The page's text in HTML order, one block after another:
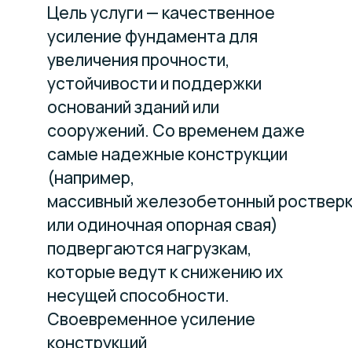
Цель услуги — качественное
усиление фундамента для
увеличения прочности,
устойчивости и поддержки
оснований зданий или
сооружений. Со временем даже
самые надежные конструкции
(например,
массивный железобетонный ростверк
или одиночная опорная свая)
подвергаются нагрузкам,
которые ведут к снижению их
несущей способности.
Своевременное усиление
конструкций